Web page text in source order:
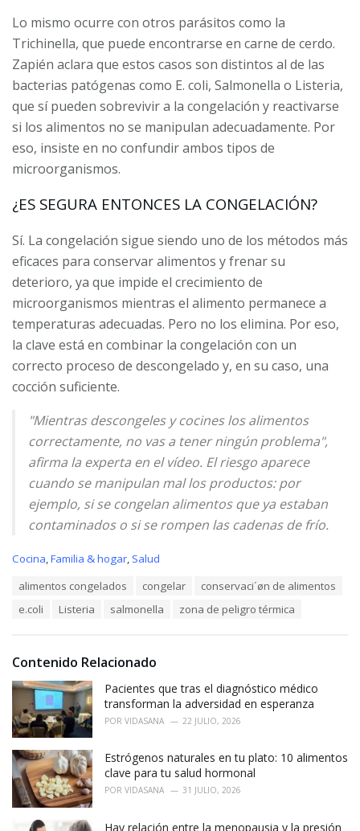
Lo mismo ocurre con otros parásitos como la
Trichinella, que puede encontrarse en carne de cerdo.
Zapién aclara que estos casos son distintos al de las
bacterias patógenas como E. coli, Salmonella o Listeria,
que sí pueden sobrevivir a la congelación y reactivarse
si los alimentos no se manipulan adecuadamente. Por
eso, insiste en no confundir ambos tipos de
microorganismos.
¿ES SEGURA ENTONCES LA CONGELACIÓN?
Sí. La congelación sigue siendo uno de los métodos más
eficaces para conservar alimentos y frenar su
deterioro, ya que impide el crecimiento de
microorganismos mientras el alimento permanece a
temperaturas adecuadas. Pero no los elimina. Por eso,
la clave está en combinar la congelación con un
correcto proceso de descongelado y, en su caso, una
cocción suficiente.
"Mientras descongeles y cocines los alimentos
correctamente, no vas a tener ningún problema",
afirma la experta en el vídeo. El riesgo aparece
cuando se manipulan mal los productos: por
ejemplo, si se congelan alimentos que ya estaban
contaminados o si se rompen las cadenas de frío.
C
i
s
Cocina,Familia & hogar, Salud
alimentos congelados congelar
conservaci´øn de alimentos
e.coli
Listeria salmonella zona de peligro térmica
Contenido Relacionado
Pacientes que tras el diagnóstico médico
transforman la adversidad en esperanza
POR VIDASANA 22 JULIO, 2026
Estrógenos naturales en tu plato: 10 alimentos
clave para tu salud hormonal
POR VIDASANA 31 JULIO, 2026
Hay relación entre la menopausia y la presión